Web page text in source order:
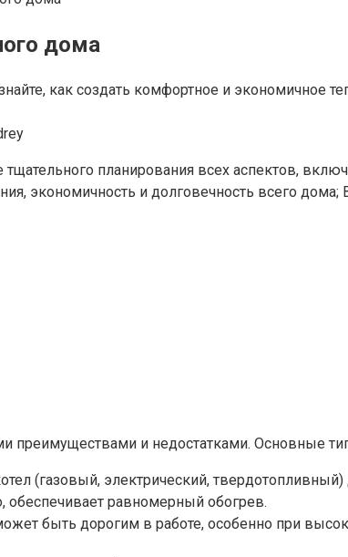
дома
как создать комфортное и экономичное
планирования всех аспектов,
экономичность и долговечность всего
преимуществами и недостатками. Основные
(газовый, электрический,
обеспечивает равномерный обогрев.
быть дорогим в работе, особенно при